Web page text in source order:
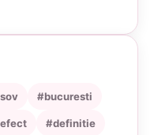
#bucuresti
#definitie